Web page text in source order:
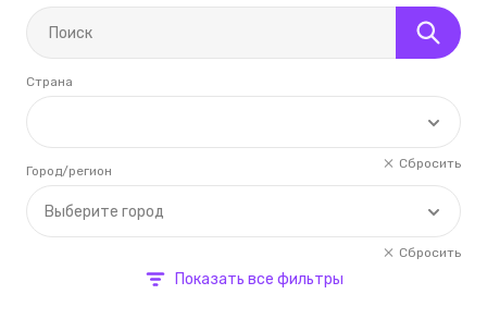
Страна
Сбросить
Выберите город
Город/регион
Сбросить
Показать все фильтры